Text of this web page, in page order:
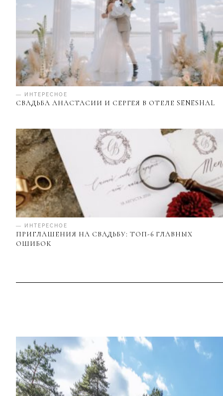
— ИНТЕРЕСНОЕ
СВАДЬБА АНАСТАСИИ И СЕРГЕЯ В ОТЕЛЕ SENESHAL
— ИНТЕРЕСНОЕ
ПРИГЛАШЕНИЯ НА СВАДЬБУ: ТОП-6 ГЛАВНЫХ
ОШИБОК